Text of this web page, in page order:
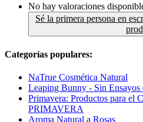
No hay valoraciones
Sé la primera persona en
Categorías populares:
NaTrue Cosmética Natural
Leaping Bunny - Sin Ensayos
Primavera: Productos para el
PRIMAVERA
Aroma Natural a Rosas